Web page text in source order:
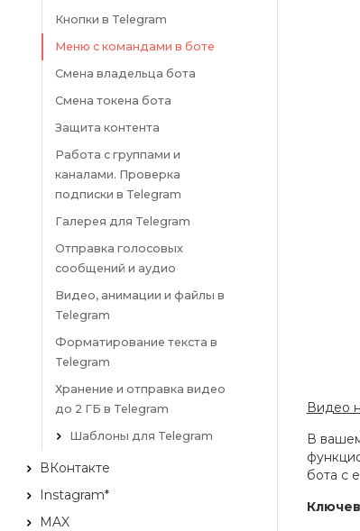
Кнопки в Telegram
Меню с командами в боте
Смена владельца бота
Смена токена бота
Защита контента
Работа с группами и
каналами. Проверка
подписки в Telegram
Галерея для Telegram
Отправка голосовых
сообщений и аудио
Видео, анимации и файлы в
Telegram
Форматирование текста в
Telegram
Хранение и отправка видео
до 2 ГБ в Telegram
Шаблоны для Telegram
ВКонтакте
Instagram*
MAX
Видео
В
бота с